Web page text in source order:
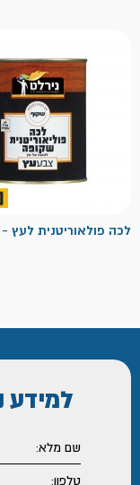
לכה פולאוריטנית לעץ - 0.75 מ"ל
למידע